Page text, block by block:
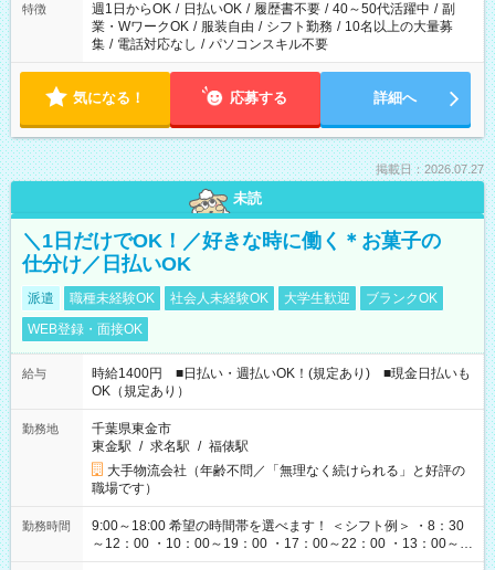
特徴 週1日からOK / 日払いOK / 履歴書不要 / 40～50代活躍中 / 副
業・WワークOK / 服装自由 / シフト勤務 / 10名以上の大量募
集 / 電話対応なし / パソコンスキル不要
気になる！ 応募する 詳細へ
掲載日：2026.07.27
未読
＼1日だけでOK！／好きな時に働く＊お菓子の
仕分け／日払いOK
派遣 職種未経験OK 社会人未経験OK 大学生歓迎
ブランクOK
WEB登録・面接OK
給与
時給1400円 ■日払い・週払いOK！(規定あり) ■現金日払いも
OK（規定あり）
勤務地
千葉県東金市
東金駅 / 求名駅 / 福俵駅
大手物流会社（年齢不問／「無理なく続けられる」と好評の
職場です）
勤務時間
9:00～18:00 希望の時間帯を選べます！ ＜シフト例＞ ・8：30
～12：00 ・10：00～19：00 ・17：00～22：00 ・13：00～
22：00 ・22：00～翌6：00 など